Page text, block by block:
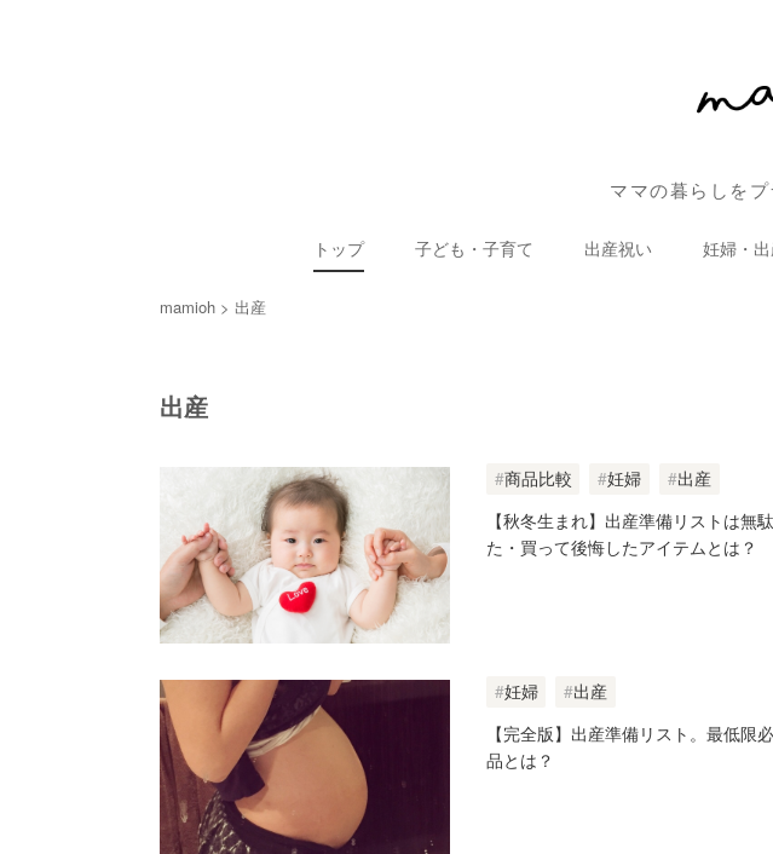
ママの暮らしを
トップ 子ども・子育て 出産祝い 妊婦・
mamioh 出産
出産
商品比較 妊婦
出産
【秋冬生まれ】出産準備リストは無
た・買って後悔したアイテムとは？
妊婦
出産
【完全版】出産準備リスト。最低限
品とは？